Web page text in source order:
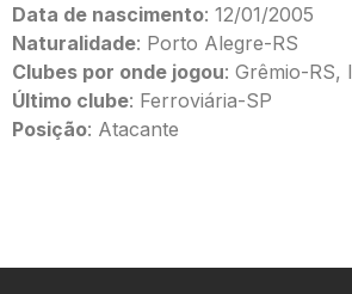
Data de nascimento: 12/01/2005
Naturalidade: Porto Alegre-RS
Clubes por onde jogou: Grêmio-RS,
Último clube: Ferroviária-SP
Posição: Atacante